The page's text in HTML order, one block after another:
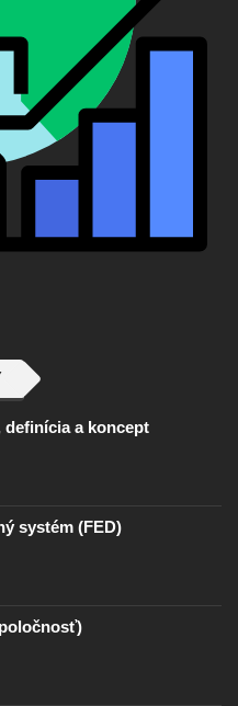
definícia a koncept
systém (FED)